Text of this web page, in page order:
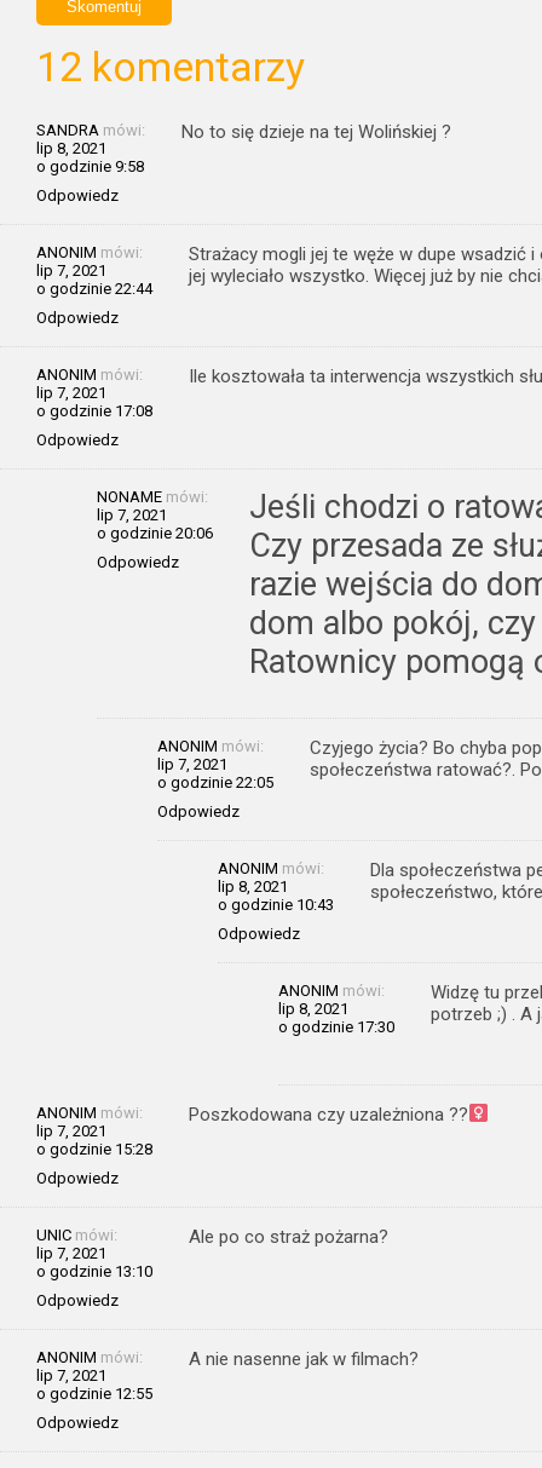
12 komentarzy
SANDRA mówi:
lip 8, 2021
o godzinie 9:58
Odpowiedz
No to się dzieje na tej Wolińskiej ?
ANONIM mówi:
lip 7, 2021
o godzinie 22:44
Odpowiedz
Strażacy mogli jej te węże w dupe wsadzić
jej wyleciało wszystko. Więcej już by nie
ANONIM mówi:
lip 7, 2021
o godzinie 17:08
Odpowiedz
Ile kosztowała ta interwencja wszystkich
NONAME mówi:
lip 7, 2021
o godzinie 20:06
Odpowiedz
Jeśli chodzi o
Czy przesada ze
razie wejścia do
dom albo pokój,
Ratownicy pomogą
ANONIM mówi:
lip 7, 2021
o godzinie 22:05
Odpowiedz
Czyjego życia? Bo chyba
społeczeństwa ratować?.
ANONIM mówi:
lip 8, 2021
o godzinie 10:43
Odpowiedz
Dla społeczeństwa
społeczeństwo,
ANONIM mówi:
lip 8, 2021
o godzinie 17:30
Widzę tu
potrzeb ;) . A
ANONIM mówi:
lip 7, 2021
o godzinie 15:28
Odpowiedz
Poszkodowana czy uzależniona ??‍
UNIC mówi:
lip 7, 2021
o godzinie 13:10
Odpowiedz
Ale po co straż pożarna?
ANONIM mówi:
lip 7, 2021
o godzinie 12:55
Odpowiedz
A nie nasenne jak w filmach?